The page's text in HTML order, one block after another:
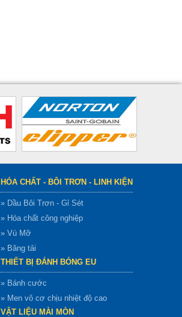
HÓA CHẤT - BÔI TRƠN - LINH KIỆN
» Dầu Bôi Trơn - Gỉ Sét
» Hóa chất công nghiệp
» Vú Mỡ
» Băng tải
THIẾT BỊ ĐÁNH BÓNG EU
» Bánh cước
» Men vô cơ chịu nhiệt độ cao
VẬT LIỆU MÀI MÒN